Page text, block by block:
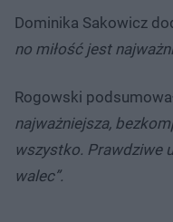
Dominika Sakowicz
no miłość jest
Rogowski
najważniejsza,
wszystko. Prawdziwe
walec”.